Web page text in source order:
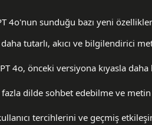
4o'nun sunduğu bazı yeni
daha tutarlı, akıcı ve bilgilendirici
4o, önceki versiyona kıyasla
fazla dilde sohbet edebilme ve
tercihlerini ve geçmiş